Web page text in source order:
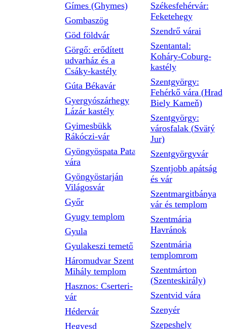
Gímes (Ghymes)
Gombaszög
Göd földvár
Görgő: erődített
udvarház és a
Csáky-kastély
Gúta Békavár
Gyergyószárhegy
Lázár kastély
Gyimesbükk
Rákóczi-vár
Gyöngyöspata Pata
vára
Gyöngyöstarján
Világosvár
Győr
Gyugy templom
Gyula
Gyulakeszi temető
Háromudvar Szent
Mihály templom
Hasznos: Cserteri-
vár
Hédervár
Hegyesd
Székesfehérvár:
Feketehegy
Szendrő várai
Szentantal:
Koháry-Coburg-
kastély
Szentgyörgy:
Fehérkő vára (Hrad
Biely Kameň)
Szentgyörgy:
városfalak (Svätý
Jur)
Szentgyörgyvár
Szentjobb apátság
és vár
Szentmargitbánya
vár és templom
Szentmária
Havránok
Szentmária
templomrom
Szentmárton
(Szenteskirály)
Szentvid vára
Szenyér
Szepeshely